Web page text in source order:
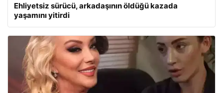
Ehliyetsiz sürücü, arkadaşının öldüğü kazada
yaşamını yitirdi